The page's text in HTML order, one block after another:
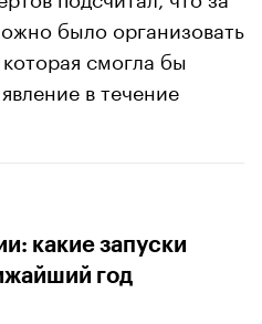
было организовать
смогла бы
в течение
какие запуски
год